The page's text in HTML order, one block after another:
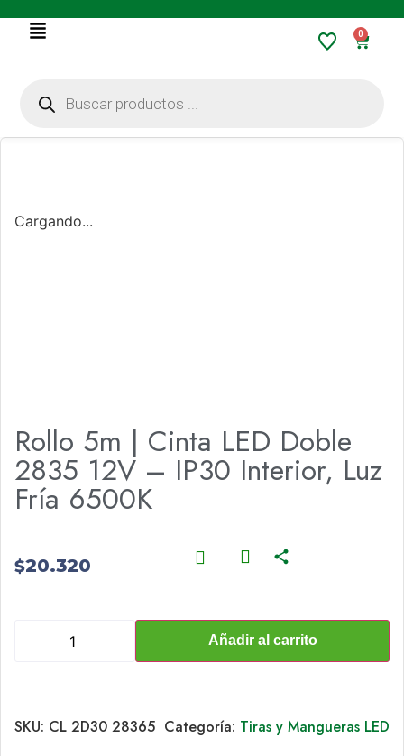
0
Cargando...
Rollo 5m | Cinta LED Doble
2835 12V – IP30 Interior, Luz
Fría 6500K
$20.320
Añadir al carrito
SKU: CL 2D30 28365 Categoría: Tiras y Mangueras LED